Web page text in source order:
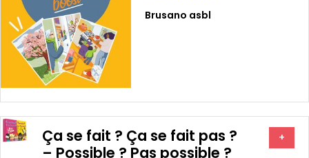
Brusano asbl
Ça se fait ? Ça se fait pas ?
– Possible ? Pas possible ?
+